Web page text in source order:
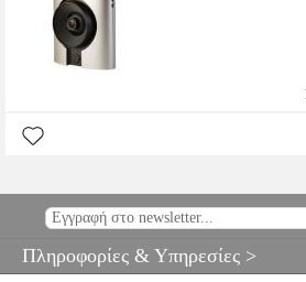
Πληροφορίες & Υπηρεσίες >